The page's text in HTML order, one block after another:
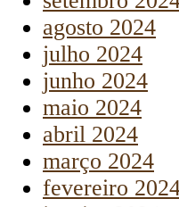
agosto 2024
julho 2024
junho 2024
maio 2024
abril 2024
março 2024
fevereiro